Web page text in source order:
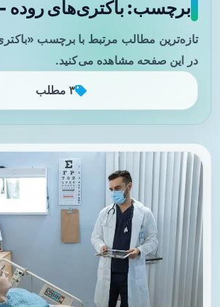
برچسب: باکتری‌های روده -
تازه‌ترین مطالب مرتبط با برچسب
در این صفحه مشاهده می‌کنید.
۳ مطلب